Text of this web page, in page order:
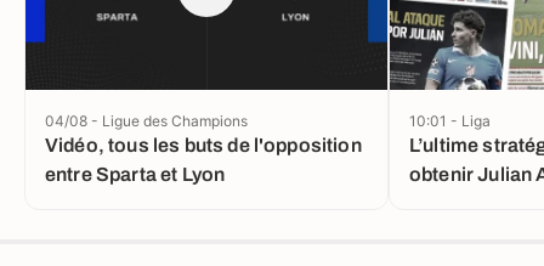
Vidéo, tous les buts de l'opposition
entre Sparta et Lyon
04/08 - Ligue des Champions
L’ultime
obtenir Julian
10:01 - Liga